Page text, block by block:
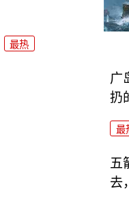
最热
广
扔
最
五
去